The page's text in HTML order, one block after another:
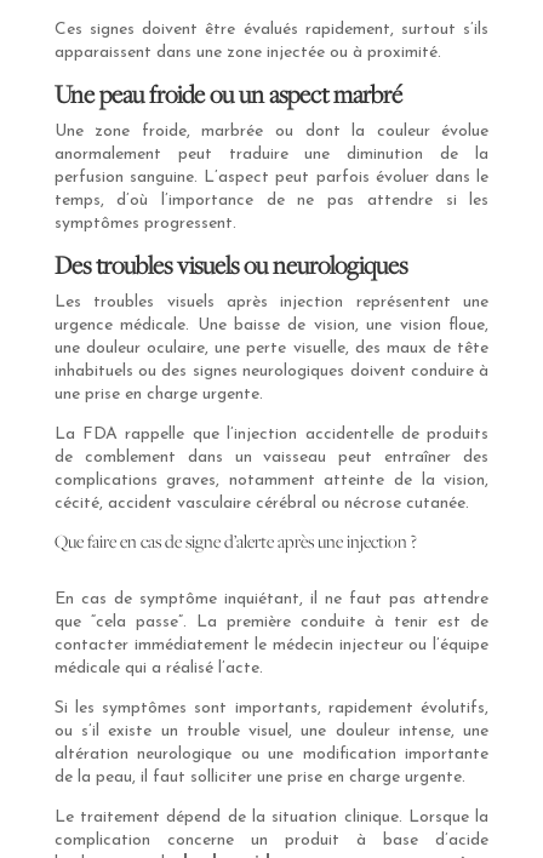
Ces signes doivent être évalués rapidement, surtout s’ils
apparaissent dans une zone injectée ou à proximité.
Une peau froide ou un aspect marbré
Une zone froide, marbrée ou dont la couleur évolue
anormalement peut traduire une diminution de la
perfusion sanguine. L’aspect peut parfois évoluer dans le
temps, d’où l’importance de ne pas attendre si les
symptômes progressent.
Des troubles visuels ou neurologiques
Les troubles visuels après injection représentent une
urgence médicale. Une baisse de vision, une vision floue,
une douleur oculaire, une perte visuelle, des maux de tête
inhabituels ou des signes neurologiques doivent conduire à
une prise en charge urgente.
La FDA rappelle que l’injection accidentelle de produits
de comblement dans un vaisseau peut entraîner des
complications graves, notamment atteinte de la vision,
cécité, accident vasculaire cérébral ou nécrose cutanée.
Que faire en cas de signe d’alerte après une injection ?
En cas de symptôme inquiétant, il ne faut pas attendre
que “cela passe”. La première conduite à tenir est de
contacter immédiatement le médecin injecteur ou l’équipe
médicale qui a réalisé l’acte.
Si les symptômes sont importants, rapidement évolutifs,
ou s’il existe un trouble visuel, une douleur intense, une
altération neurologique ou une modification importante
de la peau, il faut solliciter une prise en charge urgente.
Le traitement dépend de la situation clinique. Lorsque la
complication concerne un produit à base d’acide